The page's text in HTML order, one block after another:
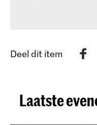
Deel dit item
Laatste